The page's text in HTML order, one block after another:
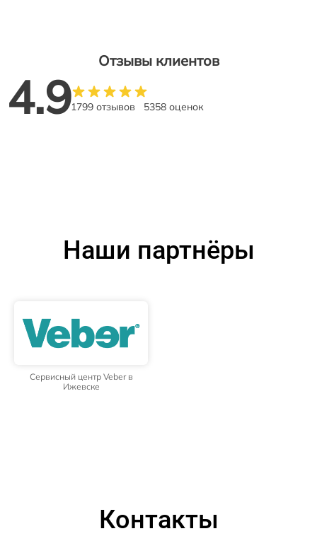
Отзывы клиентов
4.91799 отзывов 5358 оценок
Наши партнёры
Сервисный центр Veber в
Ижевске
Контакты